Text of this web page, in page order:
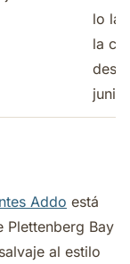
lo
la
junio
Addo está
Plettenberg Bay
al estilo